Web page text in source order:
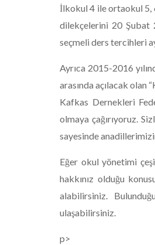
İlkokul 4 ile ortaokul 5,
dilekçelerini 20 Şubat
seçmeli ders tercihleri
Ayrıca 2015-2016
arasında açılacak
Kafkas Dernekleri
olmaya çağırıyoruz.
sayesinde
Eğer okul yönetimi
hakkınız olduğu
alabilirsiniz.
ulaşabilirsiniz.
p>